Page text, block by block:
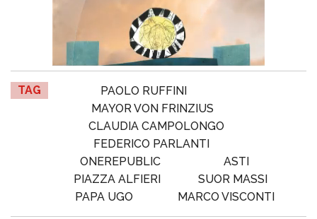
TAG
PAOLO RUFFINI
MAYOR VON FRINZIUS
CLAUDIA CAMPOLONGO
FEDERICO PARLANTI
ONEREPUBLIC
ASTI
PIAZZA ALFIERI
SUOR MASSI
PAPA UGO
MARCO VISCONTI